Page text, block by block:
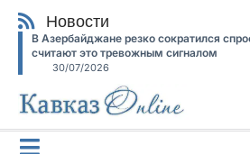
Новости
В Азербайджане резко сократился
считают это тревожным сигналом
30/07/2026